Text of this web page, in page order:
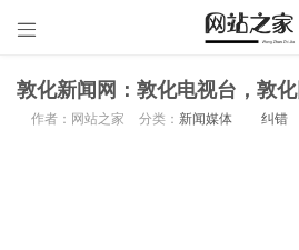

敦化新闻网：敦化电视台，敦
作者：网站之家 分类： 新闻媒体 纠错